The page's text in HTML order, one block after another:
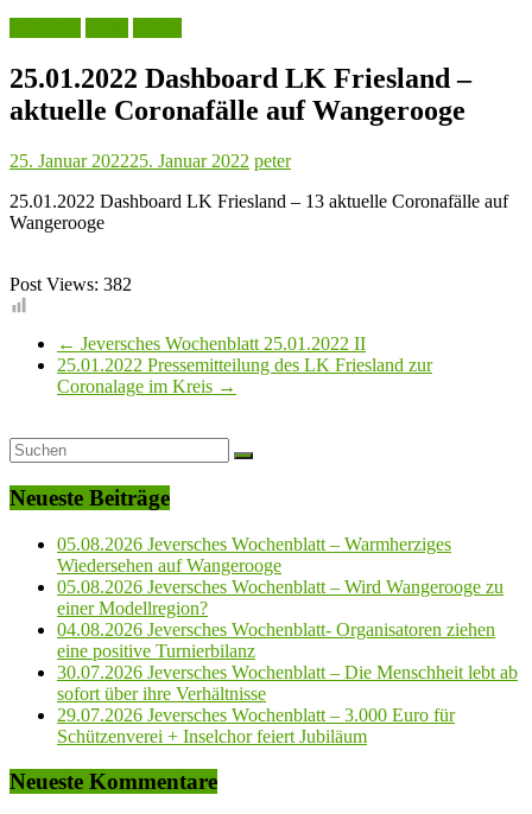
25.01.2022 Dashboard LK Friesland –
aktuelle Coronafälle auf Wangerooge
25. Januar 202225. Januar 2022 peter
25.01.2022 Dashboard LK Friesland – 13 aktuelle Coronafälle auf
Wangerooge
Post Views: 382
← Jeversches Wochenblatt 25.01.2022 II
25.01.2022 Pressemitteilung des LK Friesland zur
Coronalage im Kreis →
Neueste Beiträge
05.08.2026 Jeversches Wochenblatt – Warmherziges
Wiedersehen auf Wangerooge
05.08.2026 Jeversches Wochenblatt – Wird Wangerooge zu
einer Modellregion?
04.08.2026 Jeversches Wochenblatt- Organisatoren ziehen
eine positive Turnierbilanz
30.07.2026 Jeversches Wochenblatt – Die Menschheit lebt ab
sofort über ihre Verhältnisse
29.07.2026 Jeversches Wochenblatt – 3.000 Euro für
Schützenverei + Inselchor feiert Jubiläum
Neueste Kommentare